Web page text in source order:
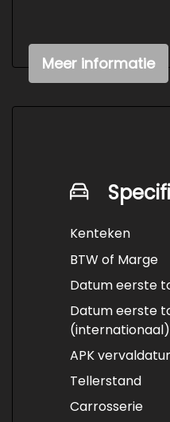
Zie de foto’s
Wil je meer
passende auto
Om de meest
Meer informatie
Kenteken
BTW of Marge
Datum eerste
Datum eerste
(internationaal)
APK
Tellerstand
Carrosserie